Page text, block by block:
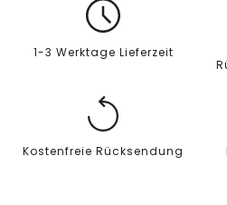
1-3 Werktage Lieferzeit
Kostenfreie Rücksendung